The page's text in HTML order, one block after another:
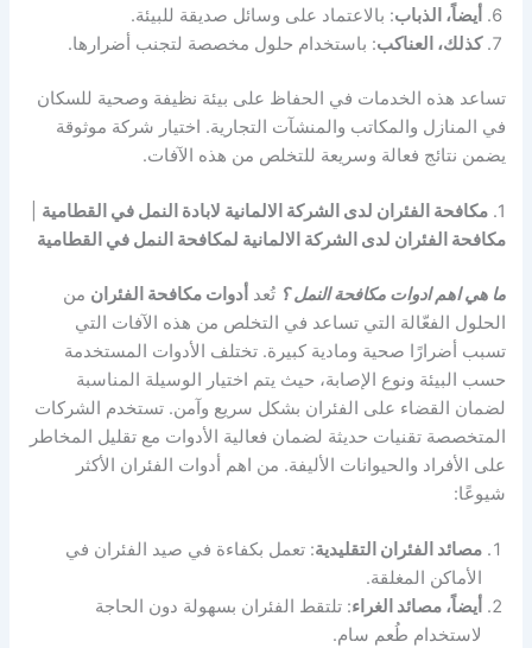
أيضاً، الذباب: بالاعتماد على وسائل صديقة للبيئة.
كذلك، العناكب: باستخدام حلول مخصصة لتجنب أضرارها.
تساعد هذه الخدمات في الحفاظ على بيئة نظيفة وصحية للسكان
في المنازل والمكاتب والمنشآت التجارية. اختيار شركة موثوقة
يضمن نتائج فعالة وسريعة للتخلص من هذه الآفات.
1. مكافحة الفئران لدى الشركة الالمانية لابادة النمل في القطامية
مكافحة الفئران لدى الشركة الالمانية لمكافحة النمل في القطامية
ما هي اهم ادوات مكافحة النمل ؟ تُعد أدوات مكافحة الفئران من
الحلول الفعّالة التي تساعد في التخلص من هذه الآفات التي
تسبب أضرارًا صحية ومادية كبيرة. تختلف الأدوات المستخدمة
حسب البيئة ونوع الإصابة، حيث يتم اختيار الوسيلة المناسبة
لضمان القضاء على الفئران بشكل سريع وآمن. تستخدم الشركات
المتخصصة تقنيات حديثة لضمان فعالية الأدوات مع تقليل المخاطر
على الأفراد والحيوانات الأليفة. من اهم أدوات الفئران الأكثر
شيوعًا:
مصائد الفئران التقليدية: تعمل بكفاءة في صيد الفئران في
الأماكن المغلقة.
أيضاً، مصائد الغراء: تلتقط الفئران بسهولة دون الحاجة
لاستخدام طُعم سام.